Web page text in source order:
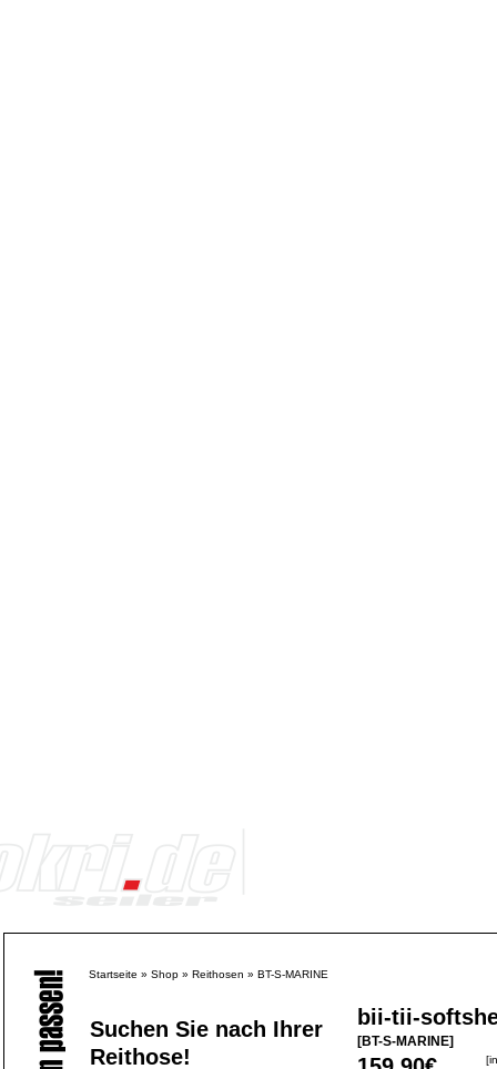
Startseite » Shop » Reithosen » BT-S-MARINE
Suchen Sie nach Ihrer
Reithose!
bii-tii-
[BT-S-MARINE]